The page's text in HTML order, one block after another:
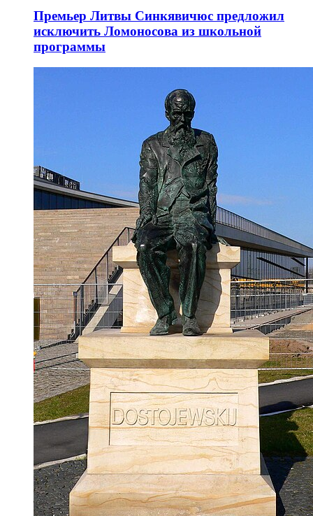
Премьер Литвы Синкявичюс предложил
исключить Ломоносова из школьной
программы